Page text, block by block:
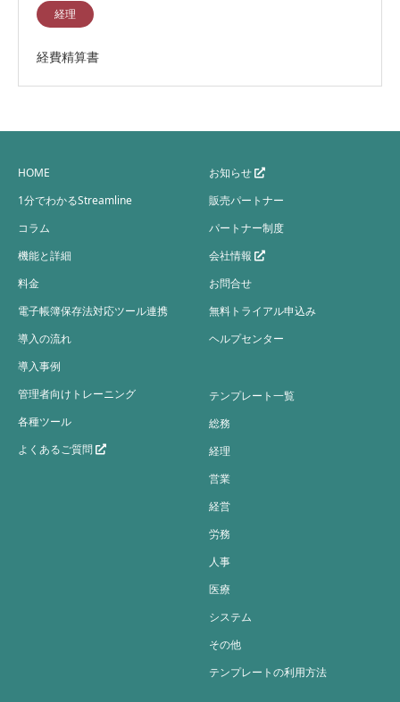
経理
経費精算書
HOME
1分でわかるStreamline
コラム
機能と詳細
料金
電子帳簿保存法対応ツール連携
導入の流れ
導入事例
管理者向けトレーニング
各種ツール
よくあるご質問
お知らせ
販売パートナー
パートナー制度
会社情報
お問合せ
無料トライアル申込み
ヘルプセンター
テンプレート一覧
総務
経理
営業
経営
労務
人事
医療
システム
その他
テンプレートの利用方法